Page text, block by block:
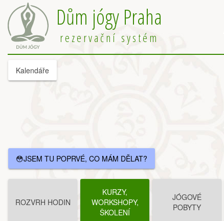
Dům jógy Praha
rezervační systém
Kalendáře
😳JSEM TU POPRVÉ, CO MÁM DĚLAT?
ROZVRH HODIN
KURZY,
WORKSHOPY,
ŠKOLENÍ
JÓGOVÉ
POBYTY